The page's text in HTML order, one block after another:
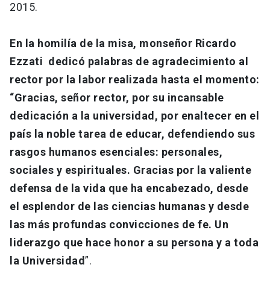
2015.
En la homilía de la misa, monseñor Ricardo
Ezzati dedicó palabras de agradecimiento al
rector por la labor realizada hasta el momento:
“Gracias, señor rector, por su incansable
dedicación a la universidad, por enaltecer en el
país la noble tarea de educar, defendiendo sus
rasgos humanos esenciales: personales,
sociales y espirituales. Gracias por la valiente
defensa de la vida que ha encabezado, desde
el esplendor de las ciencias humanas y desde
las más profundas convicciones de fe. Un
liderazgo que hace honor a su persona y a toda
la Universidad”.